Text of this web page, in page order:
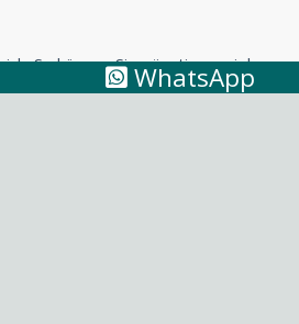
So können Sie günstig umziehen
Umzug mit Küche
WhatsApp